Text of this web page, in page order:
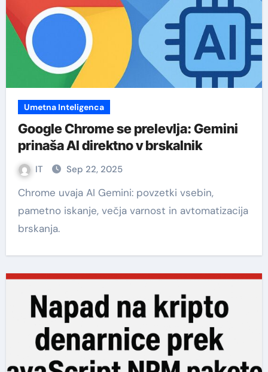
Umetna Inteligenca
Google Chrome se prelevlja: Gemini
prinaša AI direktno v brskalnik
IT Sep 22, 2025
Chrome uvaja AI Gemini: povzetki vsebin,
pametno iskanje, večja varnost in avtomatizacija
brskanja.